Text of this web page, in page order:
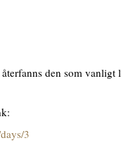
den som
3